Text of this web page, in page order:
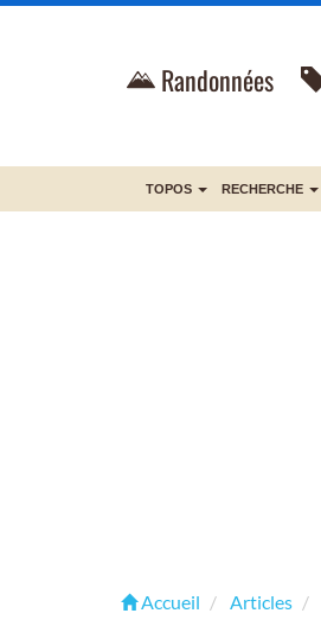
Randonnées
TOPOS RECHERCHE
Accueil Articles